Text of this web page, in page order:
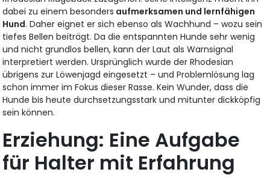
dabei zu einem besonders aufmerksamen und lernfähigen
Hund. Daher eignet er sich ebenso als Wachhund – wozu sein
tiefes Bellen beiträgt. Da die entspannten Hunde sehr wenig
und nicht grundlos bellen, kann der Laut als Warnsignal
interpretiert werden. Ursprünglich wurde der Rhodesian
übrigens zur Löwenjagd eingesetzt – und Problemlösung lag
schon immer im Fokus dieser Rasse. Kein Wunder, dass die
Hunde bis heute durchsetzungsstark und mitunter dickköpfig
sein können.
Erziehung: Eine Aufgabe
für Halter mit Erfahrung